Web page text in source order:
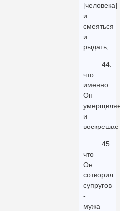
[человека]
и
смеяться
и
рыдать,
44.
что
именно
Он
и
45.
что
Он
сотворил
супругов
-
мужа